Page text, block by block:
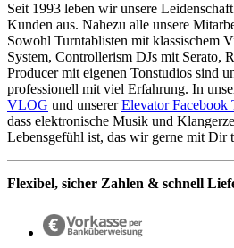
Seit 1993 leben wir unsere
Kunden aus. Nahezu alle unsere
Sowohl Turntablisten mit klassischem
System, Controllerism DJs mit Serato,
Producer mit eigenen Tonstudios sind
professionell mit viel Erfahrung. In
VLOG und unsererElevator Facebook
dass elektronische Musik und
Lebensgefühl ist, das wir gerne mit Dir
Flexibel, sicher Zahlen & schnell